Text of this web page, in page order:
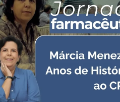
Relatórios
Relatório